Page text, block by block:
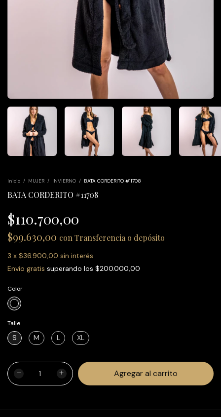
Inicio / MUJER / INVIERNO / BATA CORDERITO #11708
BATA CORDERITO #11708
$110.700,00
$99.630,00 con Transferencia o depósito
3 x $36.900,00 sin interés
Envío gratis superando los $200.000,00
Color
Talle
S M L XL